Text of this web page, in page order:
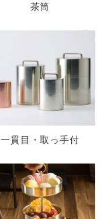
茶筒
一貫目・取っ手付